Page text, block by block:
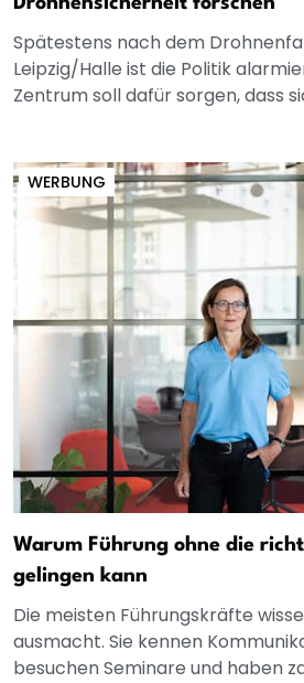
Spätestens nach dem
Leipzig/Halle ist die Politik
Zentrum soll dafür sorgen, dass
WERBUNG
Warum Führung ohne die
gelingen kann
Die meisten Führungskräfte
ausmacht. Sie kennen
besuchen Seminare und haben